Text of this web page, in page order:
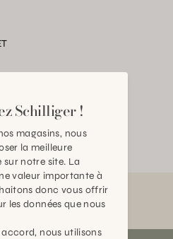
Schilliger !
magasins, nous
la meilleure
sur notre site. La
valeur importante à
donc vous offrir
les données que nous
nous utilisons